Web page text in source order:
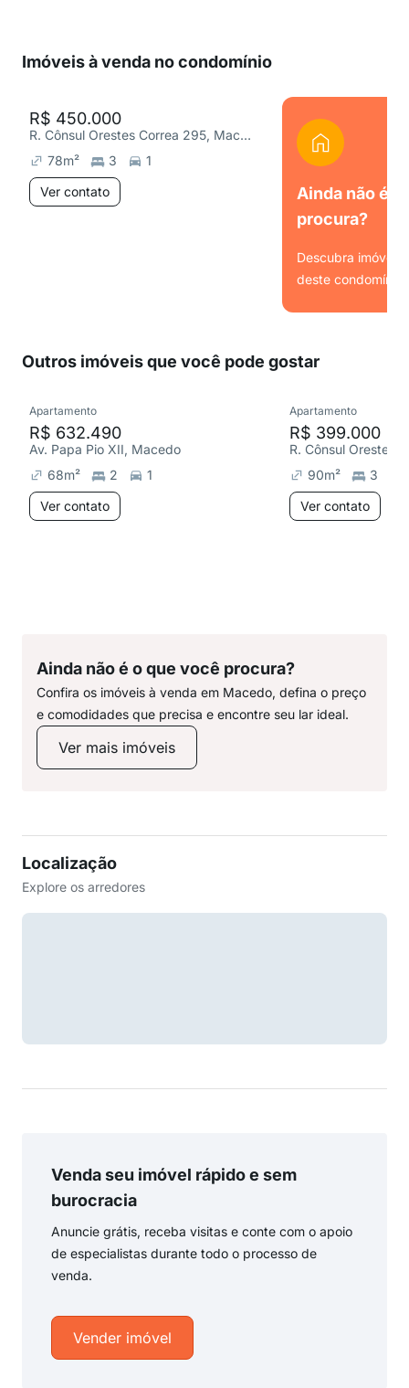
Imóveis à venda no condomínio
R$ 450.000
R. Cônsul Orestes Correa 295, Macedo
78m² 3
1
Ver contato
Ainda não é
procura?
Descubra imóveis
deste condomínio.
Outros imóveis que você pode gostar
Apartamento
R$ 632.490
Av. Papa Pio XII, Macedo
68m² 2
1
Ver contato
Apartamento
R$ 399.000
R. Cônsul Orestes
90m² 3
Ver contato
Ainda não é o que você procura?
Confira os imóveis à venda em Macedo, defina o preço
e comodidades que precisa e encontre seu lar ideal.
Ver mais imóveis
Localização
Explore os arredores
Venda seu imóvel rápido e sem
burocracia
Anuncie grátis, receba visitas e conte com o apoio
de especialistas durante todo o processo de
venda.
Vender imóvel